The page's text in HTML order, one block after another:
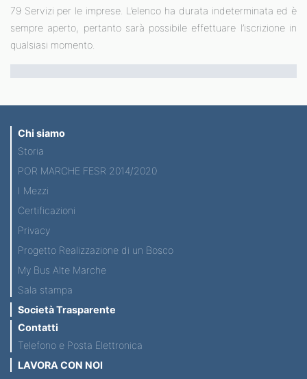
79 Servizi per le imprese. L’elenco ha durata indeterminata ed è
sempre aperto, pertanto sarà possibile effettuare l’iscrizione in
qualsiasi momento.
Chi siamo
Storia
POR MARCHE FESR 2014/2020
I Mezzi
Certificazioni
Privacy
Progetto Realizzazione di un Bosco
My Bus Alte Marche
Sala stampa
Società Trasparente
Contatti
Telefono e Posta Elettronica
LAVORA CON NOI